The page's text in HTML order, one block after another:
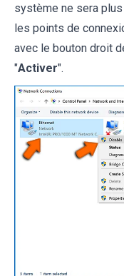
système ne sera
les points de
avec le bouton droit
"Activer".